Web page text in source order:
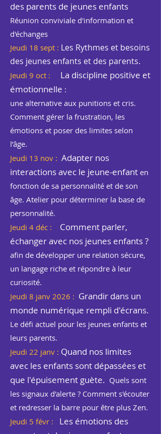
des parents de jeunes enfants
Réunion conviviale d'information et
d'échanges
Jeudi 18 sept : Les Rythmes et besoins
des jeunes enfants et des parents.
Jeudi 9 oct :
La discipline positive et
émotionnelle :
une alternative aux punitions et cris.
Comment gérer la frustration, les
émotions et poser des limites selon
l’âge.
Jeudi 13 nov : Adapter nos
interactions avec le jeune-enfant en
fonction de sa personnalité et de son
âge. Atelier pour déterminer la base de
personnalité.
Jeudi 4 déc :
Comment parler,
échanger avec nos jeunes enfants ?
afin de développer une relation sécure,
un langage riche et répondre à leur
curiosité.
Jeudi 8 janv 2026 : Grandir dans un
monde numérique rempli d'écrans.
Le défi actuel pour les jeunes enfants et
leurs parents.
Jeudi 22 janv : Quand nos limites
avec les enfants sont dépassées et
que l'épuisement guète. Quels sont
les signaux d'alerte ? Comment s'écouter
et redresser la barre pour être plus Zen.
Jeudi 5 févr :
Les émotions des